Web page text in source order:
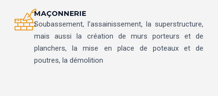
MAÇONNERIE
Soubassement, l’assainissement, la superstructure,
mais aussi la création de murs porteurs et de
planchers, la mise en place de poteaux et de
poutres, la démolition